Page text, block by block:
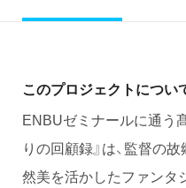
このプロジェクトについ
ENBUゼミナールに通う
りの回顧録』は、監督の
然美を活かしたファンタ